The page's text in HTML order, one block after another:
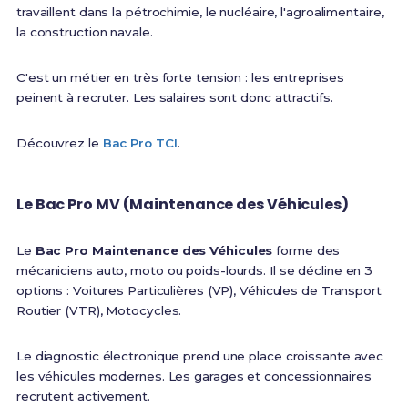
travaillent dans la pétrochimie, le nucléaire, l'agroalimentaire,
la construction navale.
C'est un métier en très forte tension : les entreprises
peinent à recruter. Les salaires sont donc attractifs.
Découvrez le Bac Pro TCI.
Le Bac Pro MV (Maintenance des Véhicules)
Le Bac Pro Maintenance des Véhicules forme des
mécaniciens auto, moto ou poids-lourds. Il se décline en 3
options : Voitures Particulières (VP), Véhicules de Transport
Routier (VTR), Motocycles.
Le diagnostic électronique prend une place croissante avec
les véhicules modernes. Les garages et concessionnaires
recrutent activement.